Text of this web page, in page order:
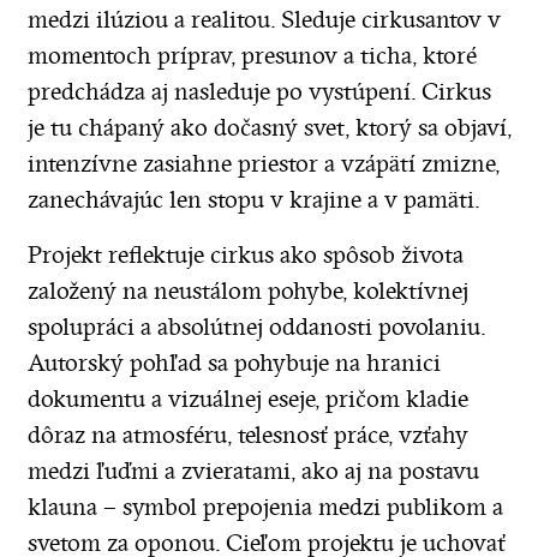
medzi ilúziou a realitou. Sleduje cirkusantov v
momentoch príprav, presunov a ticha, ktoré
predchádza aj nasleduje po vystúpení. Cirkus
je tu chápaný ako dočasný svet, ktorý sa objaví,
intenzívne zasiahne priestor a vzápätí zmizne,
zanechávajúc len stopu v krajine a v pamäti.
Projekt reflektuje cirkus ako spôsob života
založený na neustálom pohybe, kolektívnej
spolupráci a absolútnej oddanosti povolaniu.
Autorský pohľad sa pohybuje na hranici
dokumentu a vizuálnej eseje, pričom kladie
dôraz na atmosféru, telesnosť práce, vzťahy
medzi ľuďmi a zvieratami, ako aj na postavu
klauna – symbol prepojenia medzi publikom a
svetom za oponou. Cieľom projektu je uchovať